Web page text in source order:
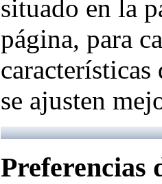
situado en la
página, para
se ajusten
Preferencias